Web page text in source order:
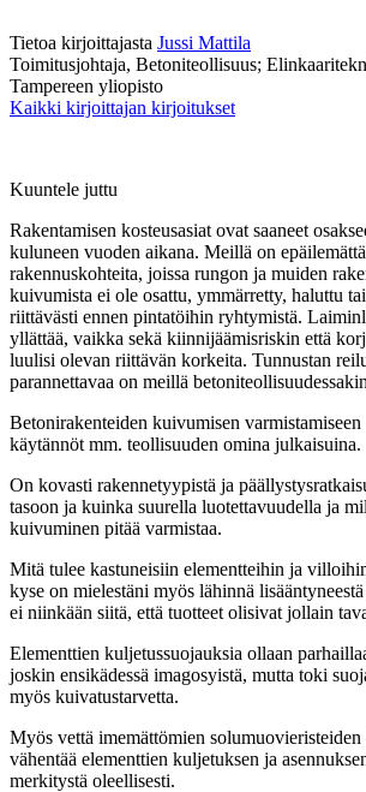
Tietoa kirjoittajasta Jussi Mattila
Toimitusjohtaja, Betoniteollisuus;
Tampereen yliopisto
Kaikki kirjoittajan kirjoitukset
Kuuntele juttu
Rakentamisen kosteusasiat ovat saaneet
kuluneen vuoden aikana. Meillä on
rakennuskohteita, joissa rungon ja muiden
kuivumista ei ole osattu, ymmärretty, haluttu
riittävästi ennen pintatöihin ryhtymistä.
yllättää, vaikka sekä kiinnijäämisriskin että
luulisi olevan riittävän korkeita. Tunnustan
parannettavaa on meillä betoniteollisuudessakin
Betonirakenteiden kuivumisen varmistamiseen
käytännöt mm. teollisuuden omina julkaisuina.
On kovasti rakennetyypistä ja
tasoon ja kuinka suurella luotettavuudella ja
kuivuminen pitää varmistaa.
Mitä tulee kastuneisiin elementteihin ja
kyse on mielestäni myös lähinnä
ei niinkään siitä, että tuotteet olisivat jollain
Elementtien kuljetussuojauksia ollaan
joskin ensikädessä imagosyistä, mutta toki
myös kuivatustarvetta.
Myös vettä imemättömien
vähentää elementtien kuljetuksen ja
merkitystä oleellisesti.